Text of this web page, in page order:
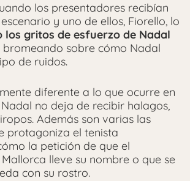
los presentadores recibían
y uno de ellos, Fiorello, lo
los gritos de esfuerzo de Nadal
bromeando sobre cómo Nadal
de ruidos.
diferente a lo que ocurre en
no deja de recibir halagos,
Además son varias las
protagoniza el tenista
la petición de que el
lleve su nombre o que se
con su rostro.